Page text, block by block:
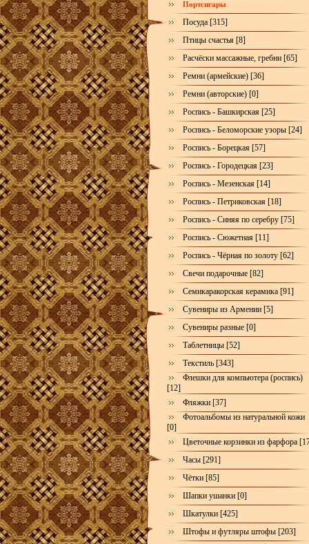
Портсигары
Посуда [315]
Птицы счастья [8]
Расчёски массажные, гребни [65]
Ремни (армейские) [36]
Ремни (авторские) [0]
Роспись - Башкирская [25]
Роспись - Беломорские узоры [24]
Роспись - Борецкая [57]
Роспись - Городецкая [23]
Роспись - Мезенская [14]
Роспись - Петриковская [18]
Роспись - Синяя по серебру [75]
Роспись - Сюжетная [11]
Роспись - Чёрная по золоту [62]
Свечи подарочные [82]
Семикаракорская керамика [91]
Сувениры из Армении [5]
Сувениры разные [0]
Таблетницы [52]
Текстиль [343]
Флешки для компьютера (роспись)
[12]
Фляжки [37]
Фотоальбомы из натуральной кожи
[0]
Цветочные корзинки из фарфора
Часы [291]
Чётки [85]
Шапки ушанки [0]
Шкатулки [425]
Штофы и футляры штофы [203]